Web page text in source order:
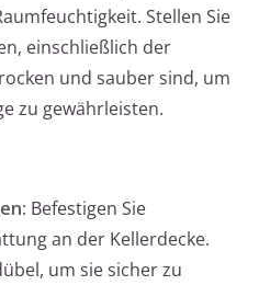
Stellen Sie
einschließlich der
und sauber sind, um
zu gewährleisten.
: Befestigen Sie
an der Kellerdecke.
um sie sicher zu